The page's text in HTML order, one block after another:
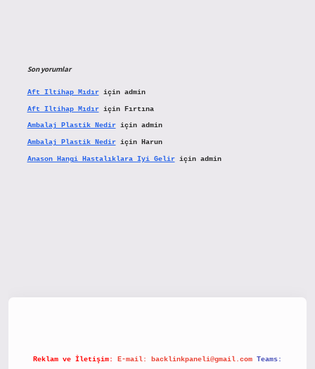
Son yorumlar
Aft Iltihap Mıdıriçin admin
Aft Iltihap Mıdıriçin Fırtına
Ambalaj Plastik Nediriçin admin
Ambalaj Plastik Nediriçin Harun
Anason Hangi Hastalıklara Iyi Geliriçin admin
Reklam ve İletişim: E-mail: backlinkpaneli@gmail.com Teams: